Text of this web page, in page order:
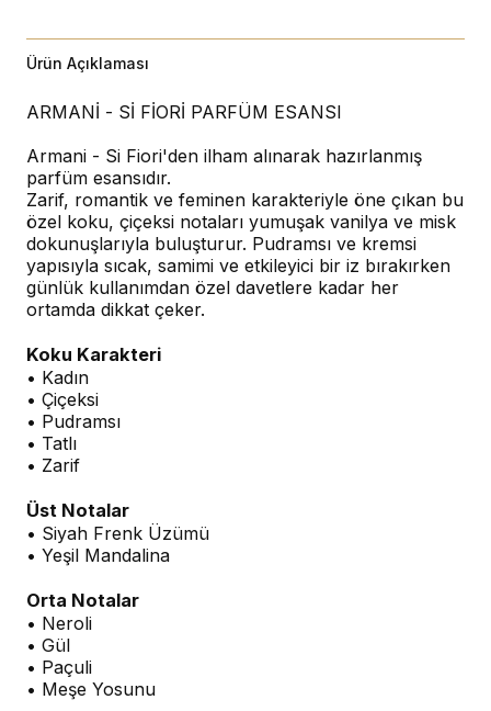
Ürün Açıklaması
ARMANİ - Sİ FİORİ PARFÜM ESANSI
Armani - Si Fiori'den ilham alınarak hazırlanmış
parfüm esansıdır.
Zarif, romantik ve feminen karakteriyle öne çıkan bu
özel koku, çiçeksi notaları yumuşak vanilya ve misk
dokunuşlarıyla buluşturur. Pudramsı ve kremsi
yapısıyla sıcak, samimi ve etkileyici bir iz bırakırken
günlük kullanımdan özel davetlere kadar her
ortamda dikkat çeker.
Koku Karakteri
• Kadın
• Çiçeksi
• Pudramsı
• Tatlı
• Zarif
Üst Notalar
• Siyah Frenk Üzümü
• Yeşil Mandalina
Orta Notalar
• Neroli
• Gül
• Paçuli
• Meşe Yosunu